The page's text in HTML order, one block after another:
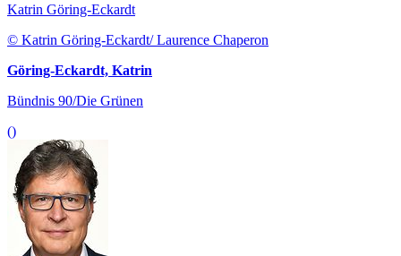
Katrin Göring-Eckardt
© Katrin Göring-Eckardt/ Laurence Chaperon
Göring-Eckardt, Katrin
Bündnis 90/Die Grünen
()